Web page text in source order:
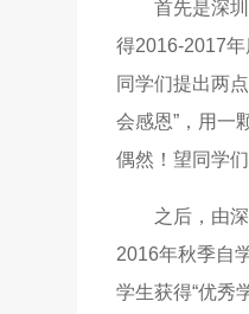
首先是深
得2016-2017年
同学们提出两
会感恩”，用一
偶然！望同学
之后，由
2016年秋季自
学生获得“优秀